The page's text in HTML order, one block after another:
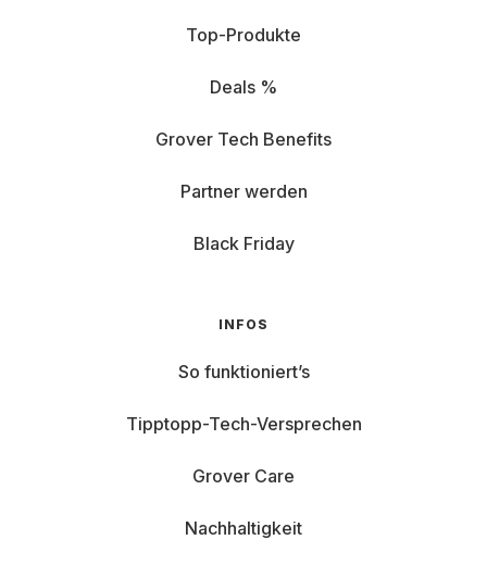
Top-Produkte
Deals %
Grover Tech Benefits
Partner werden
Black Friday
INFOS
So funktioniert’s
Tipptopp-Tech-Versprechen
Grover Care
Nachhaltigkeit